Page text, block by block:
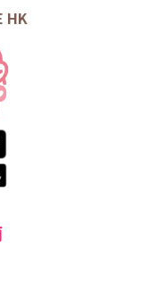
HK